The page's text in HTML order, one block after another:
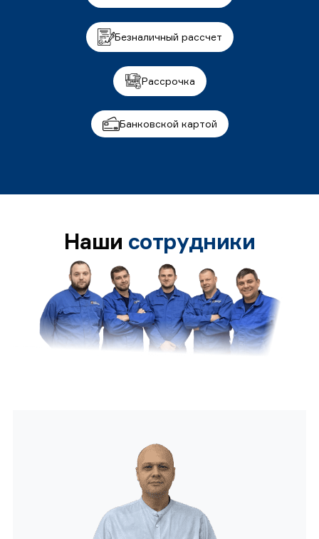
Безналичный рассчет
Рассрочка
Банковской картой
Наши сотрудники